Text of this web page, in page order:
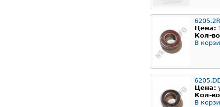
Цена:
Кол-
В
Цена:
Кол-
В